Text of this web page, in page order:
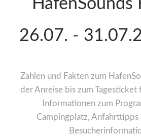
HafenSounds
26.07. -
Zahlen und Fakten zum
der Anreise bis zum Tagesticket
Informationen zum
Campingplatz, Anfahrttipps